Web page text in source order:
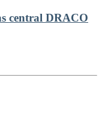
central DRACO